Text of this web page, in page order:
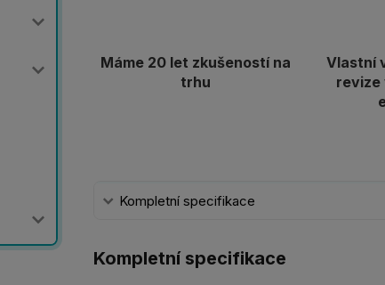
Máme 20 let zkušeností na
trhu
Vlastní
revize
Kompletní specifikace
Kompletní specifikace